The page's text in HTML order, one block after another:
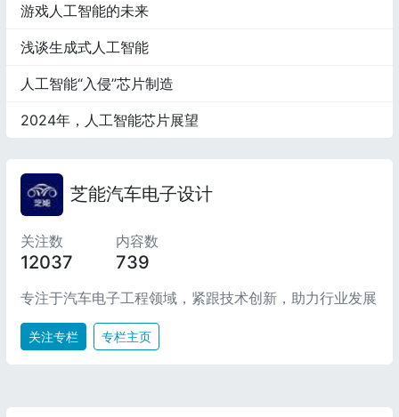
游戏人工智能的未来
浅谈生成式人工智能
人工智能“入侵”芯片制造
2024年，人工智能芯片展望
芝能汽车电子设计
关注数
12037
内容数
739
专注于汽车电子工程领域，紧跟技术创新，助力行业发展
关注专栏 专栏主页